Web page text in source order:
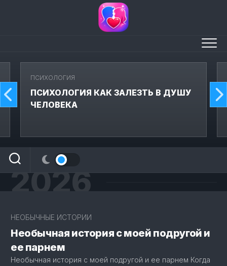
ПСИХОЛОГИЯ
ПСИХОЛОГИЯ КАК ЗАЛЕЗТЬ В ДУШУ
ЧЕЛОВЕКА
2026
НЕОБЫЧНЫЕ ИСТОРИИ
Необычная история с моей подругой и
ее парнем
Необычная история с моей подругой и ее парнем Когда